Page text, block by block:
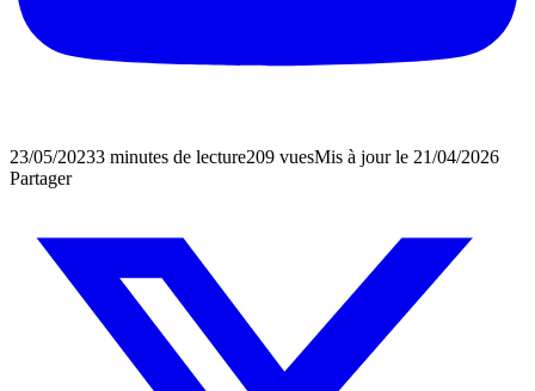
23/05/20233 minutes de lecture209 vuesMis à jour le 21/04/2026
Partager